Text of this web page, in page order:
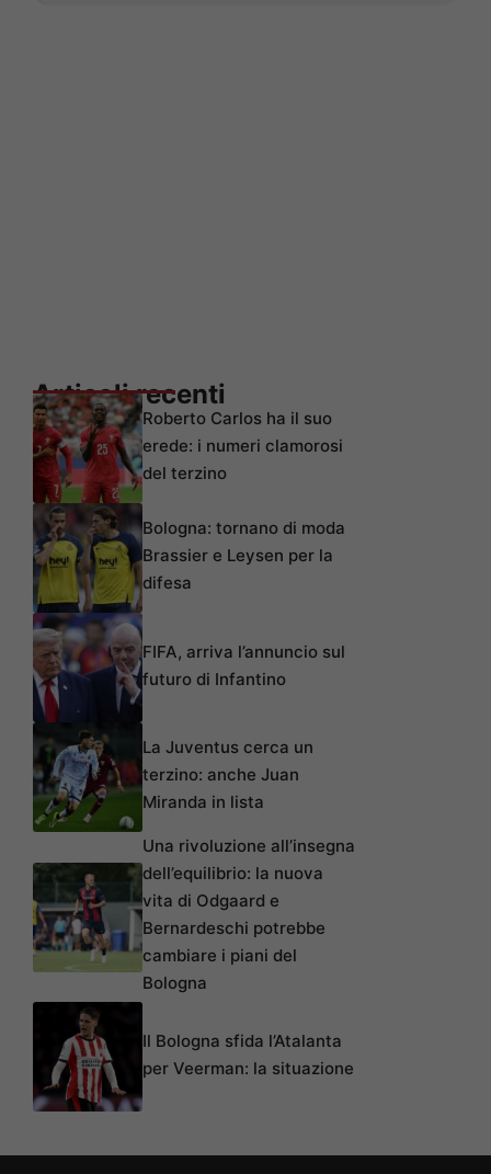
Articoli recenti
Roberto Carlos ha il suo
erede: i numeri clamorosi
del terzino
Bologna: tornano di moda
Brassier e Leysen per la
difesa
FIFA, arriva l’annuncio sul
futuro di Infantino
La Juventus cerca un
terzino: anche Juan
Miranda in lista
Una rivoluzione all’insegna
dell’equilibrio: la nuova
vita di Odgaard e
Bernardeschi potrebbe
cambiare i piani del
Bologna
Il Bologna sfida l’Atalanta
per Veerman: la situazione